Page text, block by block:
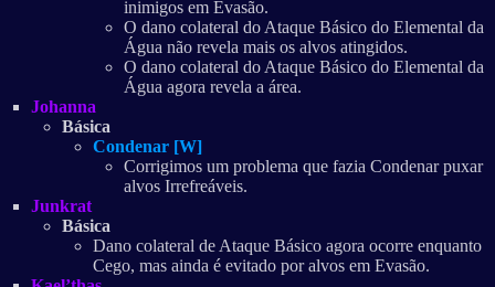
inimigos em Evasão.
O dano colateral do Ataque Básico do Elemental da
Água não revela mais os alvos atingidos.
O dano colateral do Ataque Básico do Elemental da
Água agora revela a área.
Johanna
Básica
Condenar [W]
Corrigimos um problema que fazia Condenar puxar
alvos Irrefreáveis.
Junkrat
Básica
Dano colateral de Ataque Básico agora ocorre enquanto
Cego, mas ainda é evitado por alvos em Evasão.